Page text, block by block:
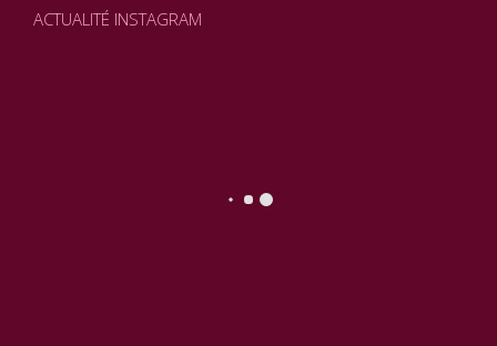
ACTUALITÉ INSTAGRAM